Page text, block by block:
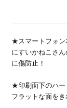
★スマートフォン
にすいかねこさ
に傷防止！
★印刷面下のハー
フラットな面をき